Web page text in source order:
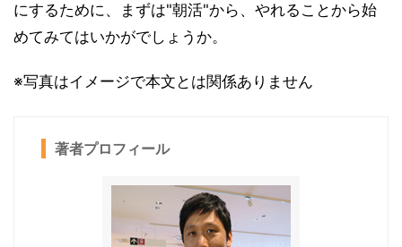
にするために、まずは"朝活"から、やれることから始
めてみてはいかがでしょうか。
※写真はイメージで本文とは関係ありません
著者プロフィール